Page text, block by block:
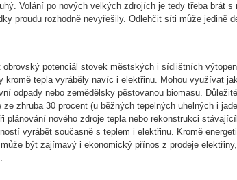
Volání po nových velkých zdrojích je tedy třeba brát s
proudu rozhodně nevyřešily. Odlehčit síti může jedině
potenciál stovek městských i sídlištních
kromě tepla vyráběly navíc i elektřinu. Mohou využívat
odpady nebo zemědělsky pěstovanou biomasu.
zhruba 30 procent (u běžných tepelných uhelných i
plánování nového zdroje tepla nebo rekonstrukci
vyrábět současně s teplem i elektřinu. Kromě
být zajímavý i ekonomický přínos z prodeje